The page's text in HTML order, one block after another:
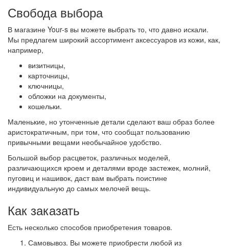
Свобода выбора
В магазине Your-s вы можете выбрать то, что давно искали.
Мы предлагем широкий ассортимент аксессуаров из кожи, как,
например,
визитницы,
карточницы,
ключницы,
обложки на документы,
кошельки.
Маленькие, но утонченные детали сделают ваш образ более
аристократичным, при том, что сообщат пользованию
привычными вещами необычайное удобство.
Большой выбор расцветок, различных моделей,
различающихся кроем и деталями вроде застежек, молний,
пуговиц и нашивок, даст вам выбрать поистине
индивидуальную до самых мелочей вещь.
Как заказать
Есть несколько способов приобретения товаров.
Самовывоз. Вы можете приобрести любой из